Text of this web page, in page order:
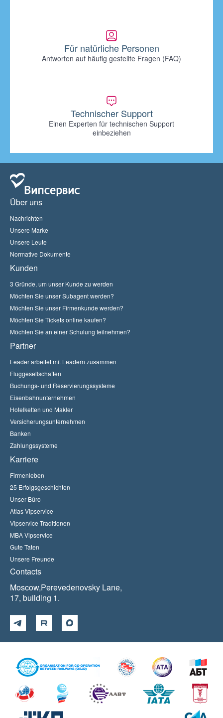
Für natürliche Personen
Antworten auf häufig gestellte Fragen (FAQ)
Technischer Support
Einen Experten für technischen Support
einbeziehen
Über uns
Nachrichten
Unsere Marke
Unsere Leute
Normative Dokumente
Kunden
3 Gründe, um unser Kunde zu werden
Möchten Sie unser Subagent werden?
Möchten Sie unser Firmenkunde werden?
Möchten Sie Tickets online kaufen?
Möchten Sie an einer Schulung teilnehmen?
Partner
Leader arbeitet mit Leadern zusammen
Fluggesellschaften
Buchungs- und Reservierungssysteme
Eisenbahnunternehmen
Hotelketten und Makler
Versicherungsunternehmen
Banken
Zahlungssysteme
Karriere
Firmenleben
25 Erfolgsgeschichten
Unser Büro
Atlas Vipservice
Vipservice Traditionen
MBA Vipservice
Gute Taten
Unsere Freunde
Contacts
Moscow,Perevedenovsky Lane,
17, building 1.